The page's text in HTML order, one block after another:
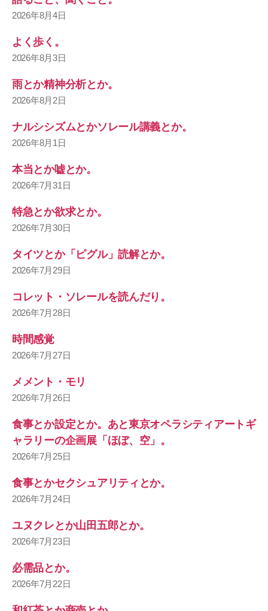
2026年8月4日
よく歩く。
2026年8月3日
雨とか精神分析とか。
2026年8月2日
ナルシシズムとかソレール講義とか。
2026年8月1日
本当とか嘘とか。
2026年7月31日
特急とか欲求とか。
2026年7月30日
タイツとか「ピグル」読解とか。
2026年7月29日
コレット・ソレールを読んだり。
2026年7月28日
時間感覚
2026年7月27日
メメント・モリ
2026年7月26日
食事とか設定とか。あと東京オペラシティアートギ
ャラリーの企画展「ほぼ、空」。
2026年7月25日
食事とかセクシュアリティとか。
2026年7月24日
ユヌクレとか山田五郎とか。
2026年7月23日
必需品とか。
2026年7月22日